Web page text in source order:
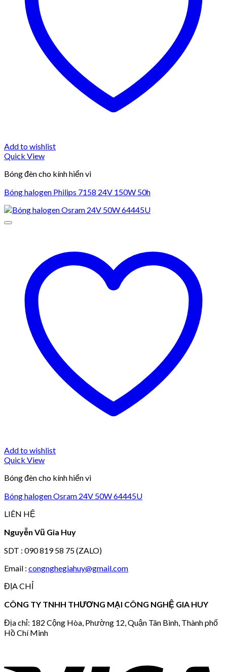
Add to wishlist
Quick View
Bóng đèn cho kính hiển vi
Bóng halogen Philips 7158 24V 150W 50h
Add to wishlist
Quick View
Bóng đèn cho kính hiển vi
Bóng halogen Osram 24V 50W 64445U
LIÊN HỆ
Nguyễn Vũ Gia Huy
SDT : 090 819 58 75 (ZALO)
Email : congnghegiahuy@gmail.com
ĐỊA CHỈ
CÔNG TY TNHH THƯƠNG MẠI CÔNG NGHỆ GIA HUY
Địa chỉ: 182 Cộng Hòa, Phường 12, Quận Tân Bình, Thành phố
Hồ Chí Minh